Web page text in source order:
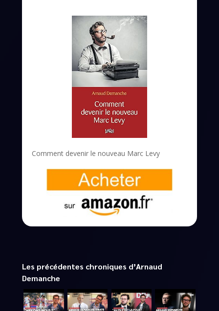
Comment devenir le nouveau Marc Levy
Les précédentes chroniques d’Arnaud
Demanche